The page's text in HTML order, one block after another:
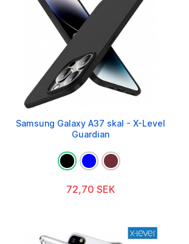
Samsung Galaxy A37 skal - X-Level
Guardian
72,70 SEK